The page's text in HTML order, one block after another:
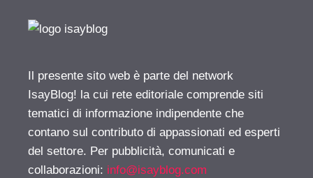
Il presente sito web è parte del network
IsayBlog! la cui rete editoriale comprende siti
tematici di informazione indipendente che
contano sul contributo di appassionati ed esperti
del settore. Per pubblicità, comunicati e
collaborazioni: info@isayblog.com